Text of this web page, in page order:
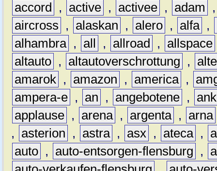
accord
, active , activee , adam
aircross
, alaskan , alero , alfa ,
alhambra , all , allroad , allspace
altauto , altautoverschrottung ,
amarok , amazon , america ,
ampera-e , an , angebotene ,
applause , arena , argenta , arna
,
asterion , astra , asx , ateca ,
auto , auto-entsorgen-flensburg ,